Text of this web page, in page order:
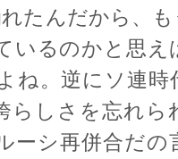
たんだから、
いるのかと思え
ね。逆にソ連時
らしさを忘れら
ーシ再併合だ